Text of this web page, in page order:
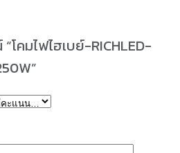
โคมไฟไฮเบย์-RICHLED-